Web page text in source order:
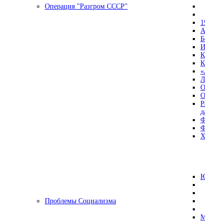
Операция "Разгром СССР"
Проблемы Социализма